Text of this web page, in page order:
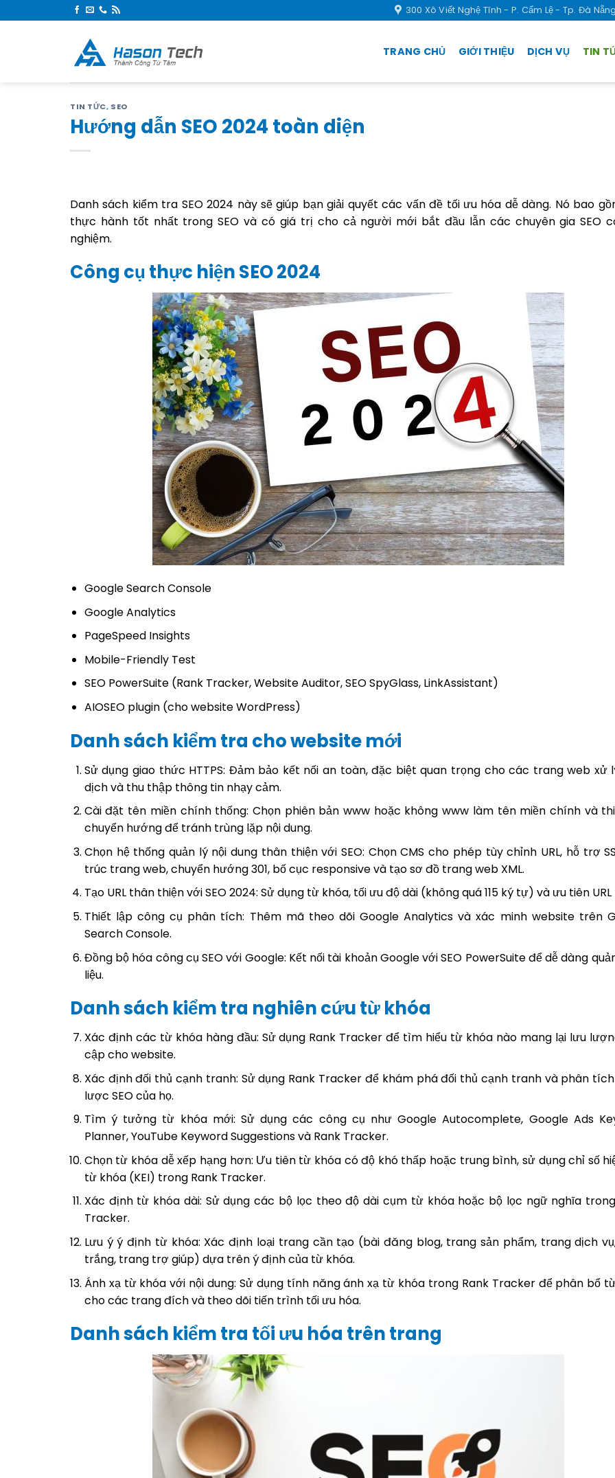
to
300 Xô Viết Nghệ Tĩnh - P. Cẩm Lệ - Tp. Đà Nẵng
TRANG CHỦ GIỚI THIỆU DỊCH VỤ TIN
TIN TỨC, SEO
Hướng dẫn SEO 2024 toàn diện
Danh sách kiểm tra SEO 2024 này sẽ giúp bạn giải quyết các vấn đề tối ưu hóa dễ dàng. Nó bao
thực hành tốt nhất trong SEO và có giá trị cho cả người mới bắt đầu lẫn các chuyên gia SEO
nghiệm.
Công cụ thực hiện SEO 2024
Google Search Console
Google Analytics
PageSpeed Insights
Mobile-Friendly Test
SEO PowerSuite (Rank Tracker, Website Auditor, SEO SpyGlass, LinkAssistant)
AIOSEO plugin (cho website WordPress)
Danh sách kiểm tra cho website mới
Sử dụng giao thức HTTPS: Đảm bảo kết nối an toàn, đặc biệt quan trọng cho các trang web xử
dịch và thu thập thông tin nhạy cảm.
Cài đặt tên miền chính thống: Chọn phiên bản www hoặc không www làm tên miền chính và
chuyển hướng để tránh trùng lặp nội dung.
Chọn hệ thống quản lý nội dung thân thiện với SEO: Chọn CMS cho phép tùy chỉnh URL, hỗ trợ
trúc trang web, chuyển hướng 301, bố cục responsive và tạo sơ đồ trang web XML.
Tạo URL thân thiện với SEO 2024: Sử dụng từ khóa, tối ưu độ dài (không quá 115 ký tự) và ưu tiên
Thiết lập công cụ phân tích: Thêm mã theo dõi Google Analytics và xác minh website trên
Search Console.
Đồng bộ hóa công cụ SEO với Google: Kết nối tài khoản Google với SEO PowerSuite để dễ dàng
liệu.
Danh sách kiểm tra nghiên cứu từ khóa
Xác định các từ khóa hàng đầu: Sử dụng Rank Tracker để tìm hiểu từ khóa nào mang lại lưu
cập cho website.
Xác định đối thủ cạnh tranh: Sử dụng Rank Tracker để khám phá đối thủ cạnh tranh và phân
lược SEO của họ.
Tìm ý tưởng từ khóa mới: Sử dụng các công cụ như Google Autocomplete, Google Ads
Planner, YouTube Keyword Suggestions và Rank Tracker.
Chọn từ khóa dễ xếp hạng hơn: Ưu tiên từ khóa có độ khó thấp hoặc trung bình, sử dụng chỉ số
từ khóa (KEI) trong Rank Tracker.
Xác định từ khóa dài: Sử dụng các bộ lọc theo độ dài cụm từ khóa hoặc bộ lọc ngữ nghĩa
Tracker.
Lưu ý ý định từ khóa: Xác định loại trang cần tạo (bài đăng blog, trang sản phẩm, trang dịch
trắng, trang trợ giúp) dựa trên ý định của từ khóa.
Ánh xạ từ khóa với nội dung: Sử dụng tính năng ánh xạ từ khóa trong Rank Tracker để phân bổ
cho các trang đích và theo dõi tiến trình tối ưu hóa.
Danh sách kiểm tra tối ưu hóa trên trang